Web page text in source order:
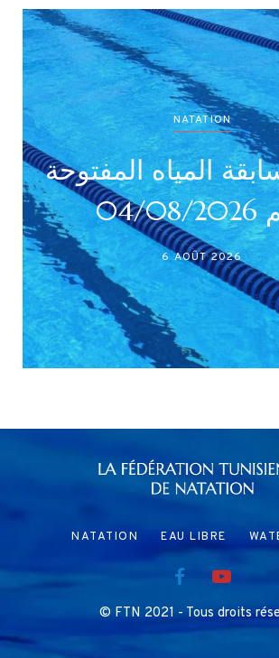
NATATION
مسابقة المياه المفتوحة
5كم 04/08/2026
6 AOÛT 2026
© FTN 2021 - Tous droits
NATATION EAU LIBRE